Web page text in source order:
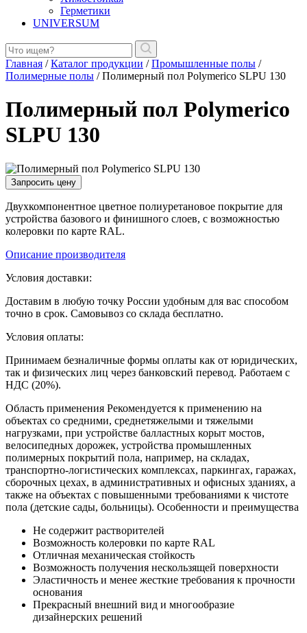
Герметики
UNIVERSUM
Главная /Каталог продукции /Промышленные полы /
Полимерные полы /Полимерный пол Polymerico SLPU 130
Полимерный пол Polymerico
SLPU 130
Запросить цену
Двухкомпонентное цветное полиуретановое покрытие для
устройства базового и финишного слоев, с возможностью
колеровки по карте RAL.
Описание производителя
Условия доставки:
Доставим в любую точку России удобным для вас способом
точно в срок. Самовывоз со склада бесплатно.
Условия оплаты:
Принимаем безналичные формы оплаты как от юридических,
так и физических лиц через банковский перевод. Работаем с
НДС (20%).
Область применения Рекомендуется к применению на
объектах со средними, среднетяжелыми и тяжелыми
нагрузками, при устройстве балластных корыт мостов,
велосипедных дорожек, устройства промышленных
полимерных покрытий пола, например, на складах,
транспортно-логистических комплексах, паркингах, гаражах,
сборочных цехах, в административных и офисных зданиях, а
также на объектах с повышенными требованиями к чистоте
пола (детские сады, больницы). Особенности и преимущества
Не содержит растворителей
Возможность колеровки по карте RAL
Отличная механическая стойкость
Возможность получения нескользящей поверхности
Эластичность и менее жесткие требования к прочности
основания
Прекрасный внешний вид и многообразие
дизайнерских решений